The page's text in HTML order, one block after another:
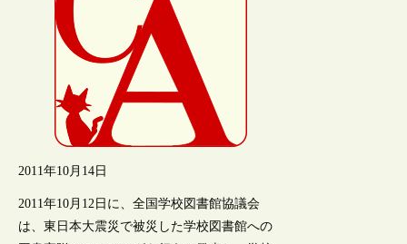
2011年10月14日
2011年10月12日に、全国学校図書館協議会
は、東日本大震災で被災した学校図書館への